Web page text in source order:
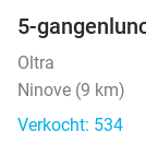
5-
Oltra
Ninove (9 km)
Verkocht: 534